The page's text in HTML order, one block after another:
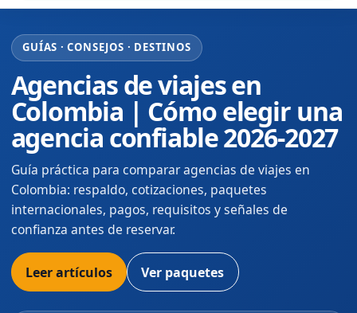
GUÍAS · CONSEJOS · DESTINOS
Agencias de viajes en
Colombia | Cómo elegir una
agencia confiable 2026-2027
Guía práctica para comparar agencias de viajes en
Colombia: respaldo, cotizaciones, paquetes
internacionales, pagos, requisitos y señales de
confianza antes de reservar.
Leer artículos Ver paquetes